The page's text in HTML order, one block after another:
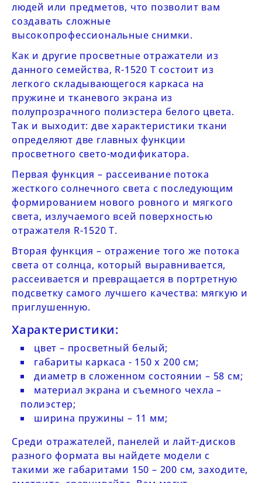
людей или предметов, что позволит вам
создавать сложные
высокопрофессиональные снимки.
Как и другие просветные отражатели из
данного семейства, R-1520 Тсостоит из
легкого складывающегося каркаса на
пружине и тканевого экрана из
полупрозрачного полиэстера белого цвета.
Так и выходит: две характеристики ткани
определяют две главных функции
просветного свето-модификатора.
Первая функция – рассеивание потока
жесткого солнечного света с последующим
формированием нового ровного и мягкого
света, излучаемого всей поверхностью
отражателя R-1520 Т.
Вторая функция – отражение того же потока
света от солнца, который выравнивается,
рассеивается и превращается в портретную
подсветку самого лучшего качества: мягкую и
приглушенную.
Характеристики:
цвет – просветный белый;
габариты каркаса - 150 х 200 см;
диаметр в сложенном состоянии – 58 см;
материал экрана и съемного чехла –
полиэстер;
ширина пружины – 11 мм;
Среди отражателей, панелей и лайт-дисков
разного формата вы найдете модели с
такими же габаритами 150 – 200 см, заходите,